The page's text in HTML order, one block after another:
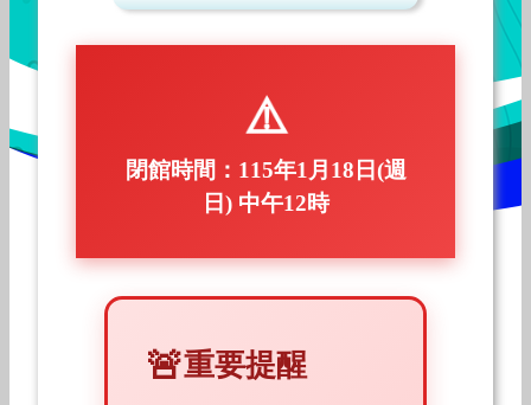
閉館時間：115年1月18日(週
日) 中午12時
重要提醒